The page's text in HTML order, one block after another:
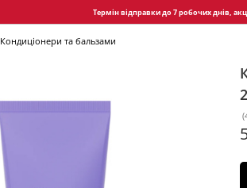
Термін відправкидо 7 робочих днів,
Кондиціонери та бальзами
(